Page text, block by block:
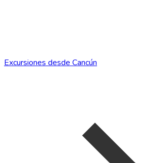
Excursiones desde Cancún